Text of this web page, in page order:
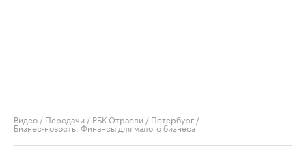
Видео / Передачи / РБК Отрасли / Петербург /
Бизнес-новость. Финансы для малого бизнеса